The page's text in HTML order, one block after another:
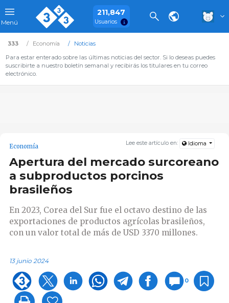
Menú
211,847
Usuarios
333 Economía
Noticias
Para estar enterado sobre las últimas noticias del sector. Si lo deseas puedes
suscribirte a nuestro boletín semanal y recibirás los titulares en tu correo
electrónico.
Lee este artículo en: Idioma
Economía
Apertura del mercado surcoreano
a subproductos porcinos
brasileños
En 2023, Corea del Sur fue el octavo destino de las
exportaciones de productos agrícolas brasileños,
con un valor total de más de USD 3370 millones.
13 junio 2024
0